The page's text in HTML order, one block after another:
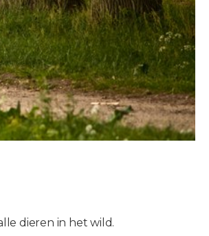
dieren in het wild.